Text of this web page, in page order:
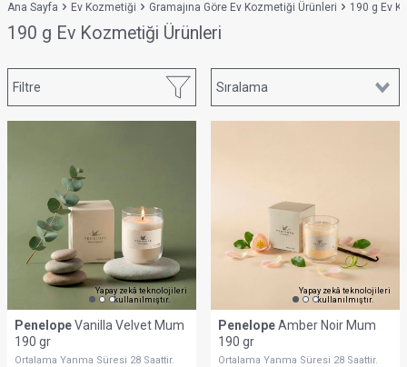
Ana Sayfa Ev Kozmetiği Gramajına Göre Ev Kozmetiği Ürünleri 190 g Ev
190 g Ev Kozmetiği Ürünleri
Filtre
Yapay zekâ teknolojileri
kullanılmıştır.
PenelopeVanilla Velvet Mum
190 gr
Ortalama Yanma Süresi 28 Saattir.
Yapay zekâ teknolojileri
kullanılmıştır.
PenelopeAmber Noir Mum
190 gr
Ortalama Yanma Süresi 28 Saattir.